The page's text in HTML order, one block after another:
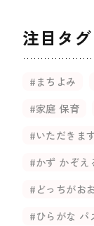
注目タグ
#まちよみ
#家庭 保育
#いただきま
#かず かぞえ
#どっちがお
#ひらがな パ